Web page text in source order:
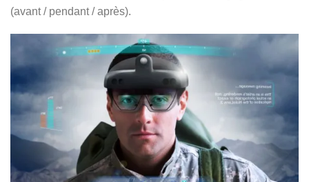
(avant / pendant / après).